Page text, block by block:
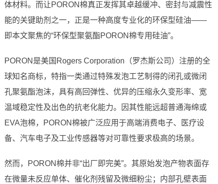
体材料。而让PORON棉真正发挥其卓越缓冲、密封与减震性
能的关键助剂之一，正是一种高度专业化的环保型硅油——
即本文聚焦的“环保型聚氨酯PORON棉专用硅油”。
PORON是美国Rogers Corporation（罗杰斯公司）注册的全
球知名商标，特指一类通过特殊发泡工艺制得的闭孔或微闭
孔聚氨酯泡沫，具有高回弹性、优异的压缩永久变形率、宽
温域稳定性及出色的抗老化能力。因其性能远超普通海绵或
EVA泡棉，PORON棉被广泛应用于高端消费电子、医疗设
备、汽车电子及工业传感器等对可靠性要求极高的场景。
然而，PORON棉并非“出厂即完美”。其原始发泡产物表面存
在微量未反应单体、催化剂残留及微细粉尘；内部孔壁表面